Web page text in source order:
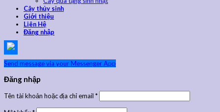
Cây thủy sinh
Giới thiệu
Liên Hệ
Đăng nhập
Send message via your Messenger App
Đăng nhập
Tên tài khoản hoặc địa chỉ email *